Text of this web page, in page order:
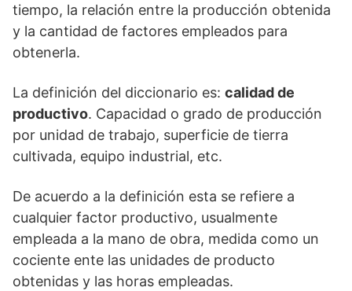
tiempo, la relación entre la producción obtenida
y la cantidad de factores empleados para
obtenerla.
La definición del diccionario es: calidad de
productivo. Capacidad o grado de producción
por unidad de trabajo, superficie de tierra
cultivada, equipo industrial, etc.
De acuerdo a la definición esta se refiere a
cualquier factor productivo, usualmente
empleada a la mano de obra, medida como un
cociente ente las unidades de producto
obtenidas y las horas empleadas.